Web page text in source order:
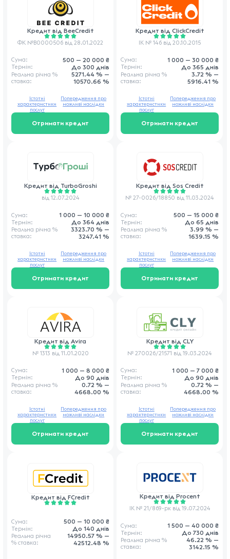
Кредит від BeeCredit
ФК №В0000506 від 28.01.2022
Сума: 500 — 20 000 ₴
Термін: До 300 днів
Реальна річна %
ставка:
5271.44 % —
10570.66 %
Отримати кредит
Істотні
характеристики
послуг
Попередження про
можливі наслідки
Кредит від ClickCredit
ІК № 146 від 20.10.2015
Сума: 1 000 — 30 000 ₴
Термін: До 365 днів
Реальна річна %
ставка:
3.72 % —
5916.41 %
Отримати кредит
Істотні
характеристики
послуг
Попередження про
можливі наслідки
Кредит від TurboGroshi
від 12.07.2024
Сума: 1 000 — 10 000 ₴
Термін: До 364 днів
Реальна річна %
ставка:
3323.70 % —
3247.41 %
Отримати кредит
Істотні
характеристики
послуг
Попередження про
можливі наслідки
Кредит від Sos Credit
№ 27-0026/18850 від 11.03.2024
Сума: 500 — 15 000 ₴
Термін: До 65 днів
Реальна річна %
ставка:
3.99 % —
1639.15 %
Отримати кредит
Істотні
характеристики
послуг
Попередження про
можливі наслідки
Кредит від Avira
№ 1313 від 11.01.2020
Сума: 1 000 — 8 000 ₴
Термін: До 90 днів
Реальна річна %
ставка:
0.72 % —
4668.00 %
Отримати кредит
Істотні
характеристики
послуг
Попередження про
можливі наслідки
Кредит від CLY
№ 270026/21571 від 19.03.2024
Сума: 1 000 — 7 000 ₴
Термін: До 90 днів
Реальна річна %
ставка:
0.72 % —
4668.00 %
Отримати кредит
Істотні
характеристики
послуг
Попередження про
можливі наслідки
Кредит від FCredit
Сума: 500 — 10 000 ₴
Термін: До 140 днів
Реальна річна
% ставка:
14950.57 % —
42512.48 %
Кредит від Procent
ІК № 21/869-рк від 19.07.2024
Сума: 1 500 — 40 000 ₴
Термін: До 730 днів
Реальна річна %
ставка:
46.22 % —
3142.15 %